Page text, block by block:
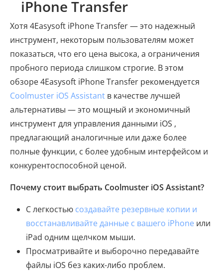
iPhone Transfer
Хотя 4Easysoft iPhone Transfer — это надежный
инструмент, некоторым пользователям может
показаться, что его цена высока, а ограничения
пробного периода слишком строгие. В этом
обзоре 4Easysoft iPhone Transfer рекомендуется
Coolmuster iOS Assistant в качестве лучшей
альтернативы — это мощный и экономичный
инструмент для управления данными iOS ,
предлагающий аналогичные или даже более
полные функции, с более удобным интерфейсом и
конкурентоспособной ценой.
Почему стоит выбрать Coolmuster iOS Assistant?
С легкостью создавайте резервные копии и
восстанавливайте данные с вашего iPhone или
iPad одним щелчком мыши.
Просматривайте и выборочно передавайте
файлы iOS без каких-либо проблем.